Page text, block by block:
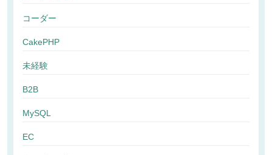
コーダー
CakePHP
未経験
B2B
MySQL
EC